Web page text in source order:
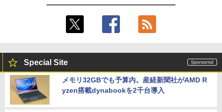
Special Site
メモリ32GBでも予算内。産経新聞社がAMD R
yzen搭載dynabookを2千台導入